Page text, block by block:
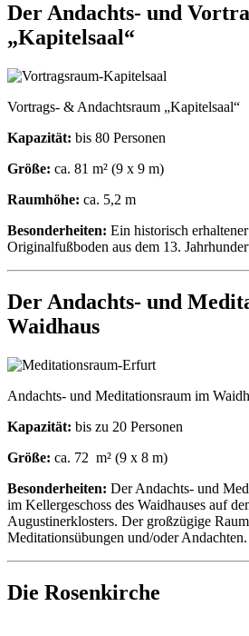
Der Andachts- und
„Kapitelsaal“
Vortrags- & Andachtsraum „Kapitelsaal“
Kapazität: bis 80 Personen
Größe: ca. 81 m² (9 x 9 m)
Raumhöhe: ca. 5,2 m
Besonderheiten: Ein historisch
Originalfußboden aus dem 13.
Der Andachts- und
Waidhaus
Andachts- und Meditationsraum im
Kapazität: bis zu 20 Personen
Größe: ca. 72 m² (9 x 8 m)
Besonderheiten: Der Andachts- und
im Kellergeschoss des Waidhauses auf
Augustinerklosters. Der großzügige
Meditationsübungen und/oder Andachten.
Die Rosenkirche